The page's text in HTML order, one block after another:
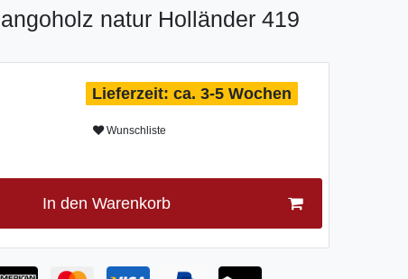
natur Holländer 419
ca. 3-5 Wochen
Wunschliste
In den Warenkorb